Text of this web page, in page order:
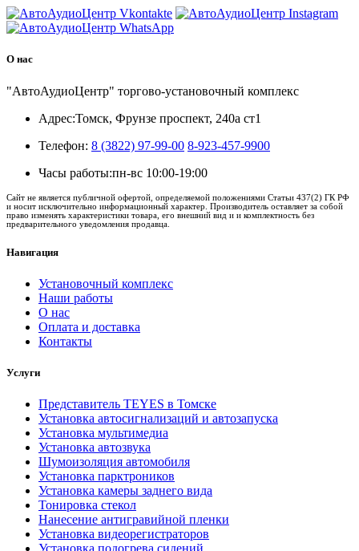
О нас
"АвтоАудиоЦентр" торгово-установочный комплекс
Адрес:Томск, Фрунзе проспект, 240а ст1
Телефон: 8 (3822) 97-99-00 8-923-457-9900
Часы работы:пн-вс 10:00-19:00
Сайт не является публичной офертой, определяемой положениями Статьи 437(2) ГК РФ
и носит исключительно информационный характер. Производитель оставляет за собой
право изменять характеристики товара, его внешний вид и и комплектность без
предварительного уведомления продавца.
Навигация
Установочный комплекс
Наши работы
О нас
Оплата и доставка
Контакты
Услуги
Представитель TEYES в Томске
Установка автосигнализаций и автозапуска
Установка мультимедиа
Установка автозвука
Шумоизоляция автомобиля
Установка парктроников
Установка камеры заднего вида
Тонировка стекол
Нанесение антигравийной пленки
Установка видеорегистраторов